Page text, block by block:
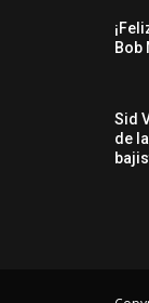
Bob
Sid
de